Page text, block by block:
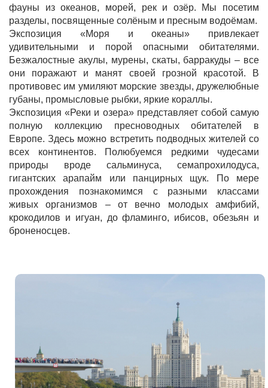
фауны из океанов, морей, рек и озёр. Мы посетим
разделы, посвященные солёным и пресным водоёмам.
Экспозиция «Моря и океаны» привлекает
удивительными и порой опасными обитателями.
Безжалостные акулы, мурены, скаты, барракуды – все
они поражают и манят своей грозной красотой. В
противовес им умиляют морские звезды, дружелюбные
губаны, промысловые рыбки, яркие кораллы.
Экспозиция «Реки и озера» представляет собой самую
полную коллекцию пресноводных обитателей в
Европе. Здесь можно встретить подводных жителей со
всех континентов. Полюбуемся редкими чудесами
природы вроде сальминуса, семапрохилодуса,
гигантских арапайм или панцирных щук. По мере
прохождения познакомимся с разными классами
живых организмов – от вечно молодых амфибий,
крокодилов и игуан, до фламинго, ибисов, обезьян и
броненосцев.